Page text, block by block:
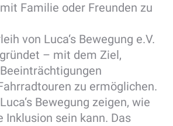
Familie oder Freunden zu
von Luca‘s Bewegung e.V.
– mit dem Ziel,
zu ermöglichen.
Bewegung zeigen, wie
Inklusion sein kann. Das